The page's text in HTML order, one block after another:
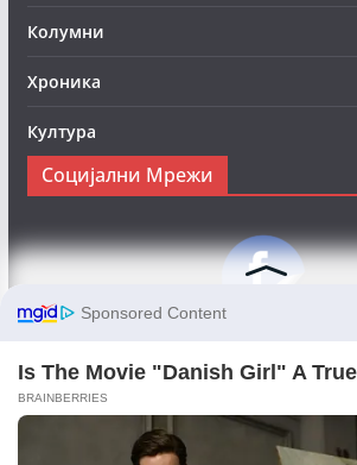
Колумни
Хроника
Култура
Социјални Мрежи
вести:Objektivno24.mk